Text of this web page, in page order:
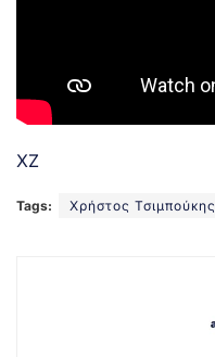
ΧΖ
Tags: Χρήστος Τσιμπούκης